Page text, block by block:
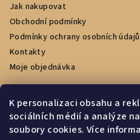
K personalizaci obsahu a
sociálních médií a analýze
soubory cookies. Více
Jak nakupovat
Obchodní podmínky
Podmínky ochrany osobních údajů
Kontakty
Moje objednávka
Facebook